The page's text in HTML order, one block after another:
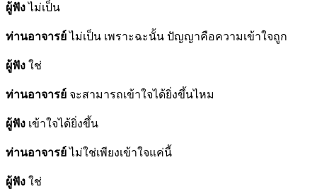
ผู้ฟังไม่เป็น
ท่านอาจารย์ไม่เป็น เพราะฉะนั้น ปัญญาคือความเข้าใจถูก
ผู้ฟัง ใช่
ท่านอาจารย์ จะสามารถเข้าใจได้ยิ่งขึ้นไหม
ผู้ฟัง เข้าใจได้ยิ่งขึ้น
ท่านอาจารย์ไม่ใช่เพียงเข้าใจแค่นี้
ผู้ฟัง ใช่